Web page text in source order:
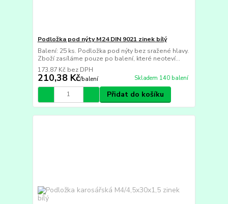
Podložka pod nýty M24 DIN 9021 zinek bílý
Balení: 25 ks. Podložka pod nýty bez sražené hlavy.
Zboží zasíláme pouze po balení, které neoteví...
210,38 Kč/balení
173,87 Kč bez DPH
Skladem 140 balení
Přidat do košíku